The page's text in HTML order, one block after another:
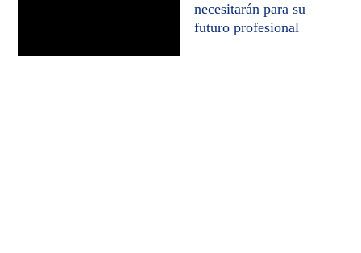
necesitarán para su
futuro profesional